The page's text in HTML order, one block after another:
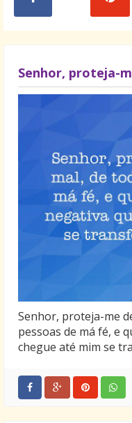
Senhor, proteja-
Senhor, proteja-me
pessoas de má fé, e
chegue até mim se